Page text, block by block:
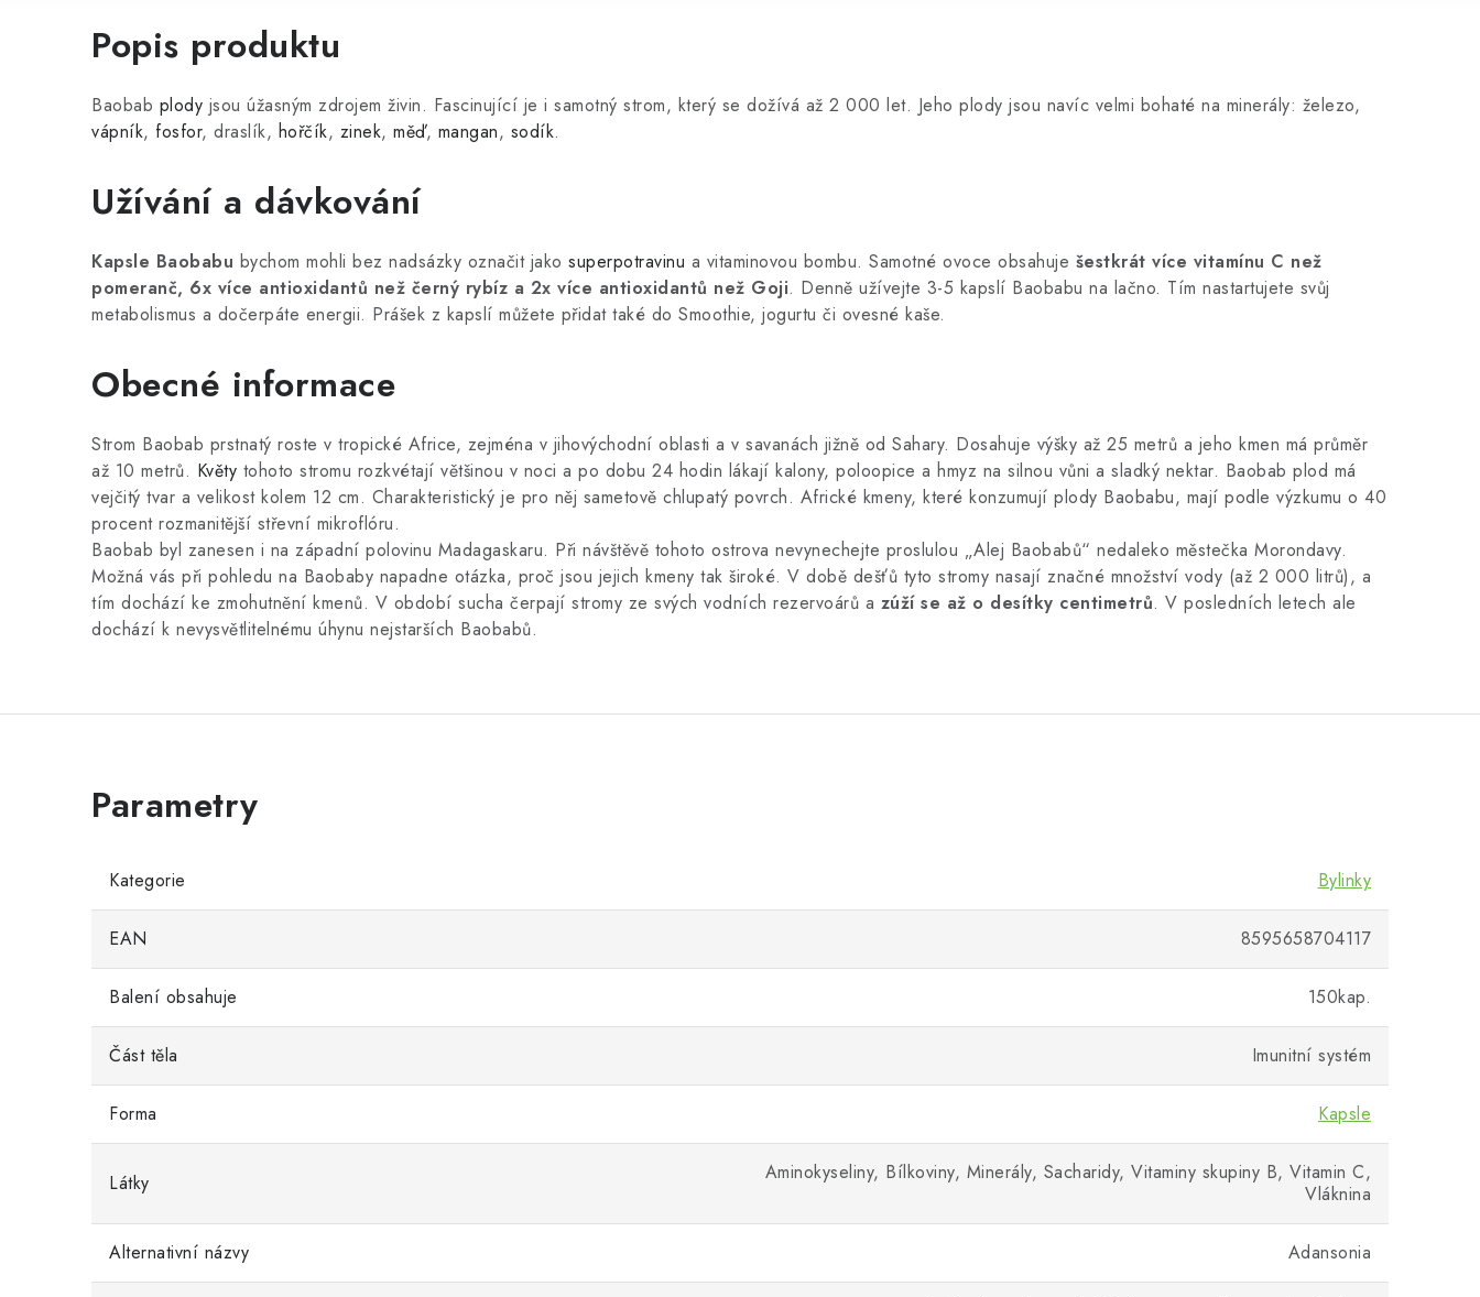
Popis produktu
Baobab plody jsou úžasným zdrojem živin. Fascinující je i samotný strom, který se dožívá až 2 000 let. Jeho plody jsou navíc velmi bohaté na minerály: železo,
vápník, fosfor, draslík, hořčík, zinek, měď, mangan, sodík.
Užívání a dávkování
Kapsle Baobabu bychom mohli bez nadsázky označit jako superpotravinu a vitaminovou bombu. Samotné ovoce obsahuje šestkrát více vitamínu C než
pomeranč, 6x více antioxidantů než černý rybíz a 2x více antioxidantů než Goji. Denně užívejte 3-5 kapslí Baobabu na lačno. Tím nastartujete svůj
metabolismus a dočerpáte energii. Prášek z kapslí můžete přidat také do Smoothie, jogurtu či ovesné kaše.
Obecné informace
Strom Baobab prstnatý roste v tropické Africe, zejména v jihovýchodní oblasti a v savanách jižně od Sahary. Dosahuje výšky až 25 metrů a jeho kmen má průměr
až 10 metrů. Květy tohoto stromu rozkvétají většinou v noci a po dobu 24 hodin lákají kalony, poloopice a hmyz na silnou vůni a sladký nektar. Baobab plod má
vejčitý tvar a velikost kolem 12 cm. Charakteristický je pro něj sametově chlupatý povrch. Africké kmeny, které konzumují plody Baobabu, mají podle výzkumu o 40
procent rozmanitější střevní mikroflóru.
Baobab byl zanesen i na západní polovinu Madagaskaru. Při návštěvě tohoto ostrova nevynechejte proslulou „Alej Baobabů“ nedaleko městečka Morondavy.
Možná vás při pohledu na Baobaby napadne otázka, proč jsou jejich kmeny tak široké. V době dešťů tyto stromy nasají značné množství vody (až 2 000 litrů), a
tím dochází ke zmohutnění kmenů. V období sucha čerpají stromy ze svých vodních rezervoárů a zúží se až o desítky centimetrů. V posledních letech ale
dochází k nevysvětlitelnému úhynu nejstarších Baobabů.
Kategorie Bylinky
EAN 8595658704117
Balení obsahuje 150kap.
Část těla Imunitní systém
Forma Kapsle
Látky
Aminokyseliny, Bílkoviny, Minerály, Sacharidy, Vitaminy skupiny B, Vitamin C,
Vláknina
Alternativní názvy Adansonia